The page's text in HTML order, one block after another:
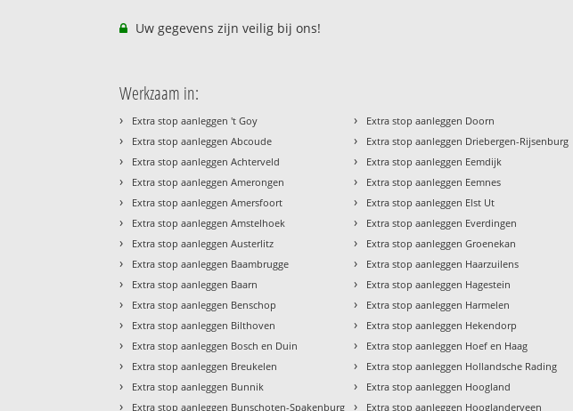
Uw gegevens zijn veilig bij ons!
Werkzaam in:
› Extra stop aanleggen 't Goy
› Extra stop aanleggen Abcoude
› Extra stop aanleggen Achterveld
› Extra stop aanleggen Amerongen
› Extra stop aanleggen Amersfoort
› Extra stop aanleggen Amstelhoek
› Extra stop aanleggen Austerlitz
› Extra stop aanleggen Baambrugge
› Extra stop aanleggen Baarn
› Extra stop aanleggen Benschop
› Extra stop aanleggen Bilthoven
› Extra stop aanleggen Bosch en Duin
› Extra stop aanleggen Breukelen
› Extra stop aanleggen Bunnik
› Extra stop aanleggen Bunschoten-Spakenburg
› Extra stop aanleggen Doorn
› Extra stop aanleggen Driebergen-Rijsenburg
› Extra stop aanleggen Eemdijk
› Extra stop aanleggen Eemnes
› Extra stop aanleggen Elst Ut
› Extra stop aanleggen Everdingen
› Extra stop aanleggen Groenekan
› Extra stop aanleggen Haarzuilens
› Extra stop aanleggen Hagestein
› Extra stop aanleggen Harmelen
› Extra stop aanleggen Hekendorp
› Extra stop aanleggen Hoef en Haag
› Extra stop aanleggen Hollandsche Rading
› Extra stop aanleggen Hoogland
› Extra stop aanleggen Hooglanderveen